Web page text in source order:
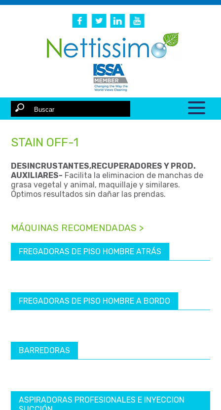
STAIN OFF-1
DESINCRUSTANTES,RECUPERADORES Y PROD.
AUXILIARES- Facilita la eliminacion de manchas de
grasa vegetal y animal, maquillaje y similares.
Óptimos resultados sin dañar las prendas.
MÁQUINAS RECOMENDADAS >
FREGADORAS DE PISO HOMBRE ATRÁS
FREGADORAS DE PISO HOMBRE A BORDO
BARREDORAS
ASPIRADORAS PROFESIONALES E INYECCION